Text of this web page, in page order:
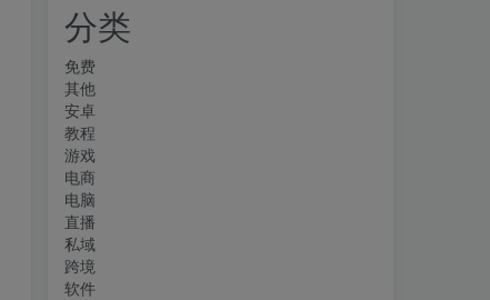
分类
免费
其他
安卓
教程
游戏
电商
电脑
直播
私域
跨境
软件